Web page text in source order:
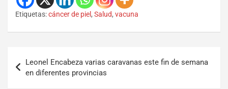
Etiquetas:cáncer de piel , Salud, vacuna
Leonel Encabeza varias caravanas este fin de semana
en diferentes provincias